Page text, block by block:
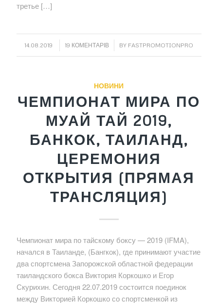
третье […]
14.08.2019
/ 19 КОМЕНТАРІВ
/ BY FASTPROMOTIONPRO
НОВИНИ
ЧЕМПИОНАТ МИРА ПО
МУАЙ ТАЙ 2019,
БАНКОК, ТАИЛАНД,
ЦЕРЕМОНИЯ
ОТКРЫТИЯ (ПРЯМАЯ
ТРАНСЛЯЦИЯ)
Чемпионат мира по тайскому боксу — 2019 (IFMA),
начался в Таиланде, (Бангкок), где принимают участие
два спортсмена Запорожской областной федерации
таиландского бокса Виктория Коркошко и Егор
Скурихин. Сегодня 22.07.2019 состоится поединок
между Викторией Коркошко со спортсменкой из